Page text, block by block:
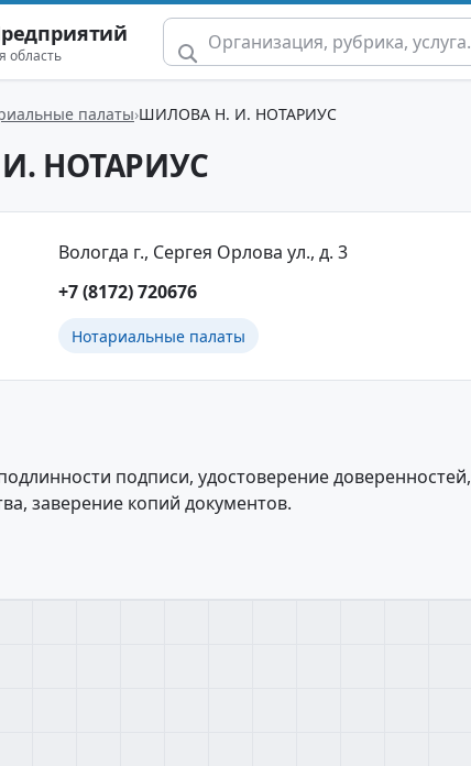
область
палаты ШИЛОВА Н. И. НОТАРИУС
НОТАРИУС
Вологда г., Сергея Орлова ул., д. 3
+7 (8172) 720676
Нотариальные палаты
подписи, удостоверение доверенностей,
заверение копий документов.